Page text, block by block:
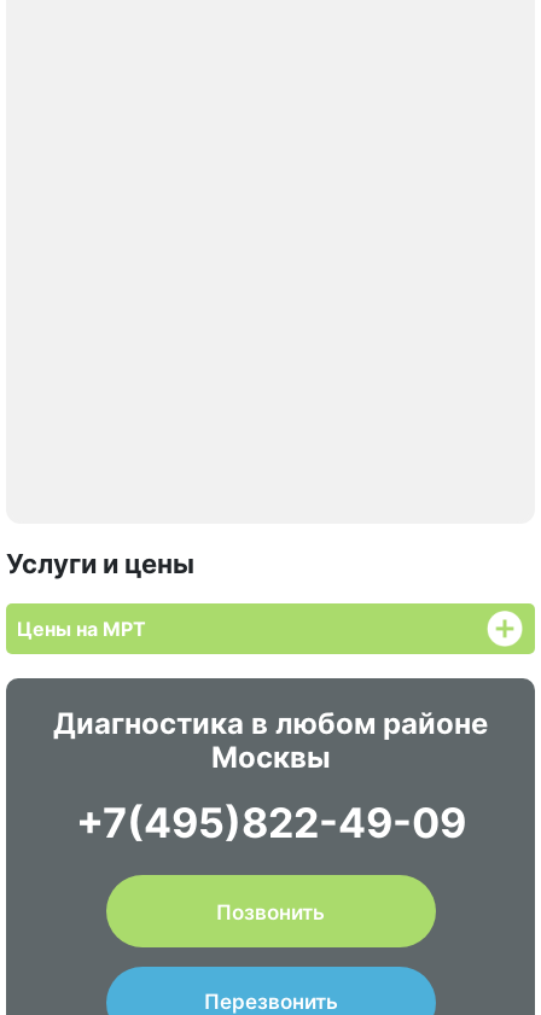
Услуги и цены
Цены на МРТ
Диагностика в любом районе
Москвы
+7(495)822-49-09
Позвонить
Перезвонить